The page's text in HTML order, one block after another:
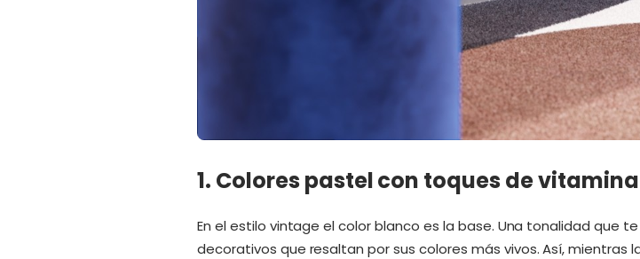
1. Colores pastel con toques de vitamina
En el estilo vintage el color blanco es la base. Una tonalidad que
decorativos que resaltan por sus colores más vivos. Así,